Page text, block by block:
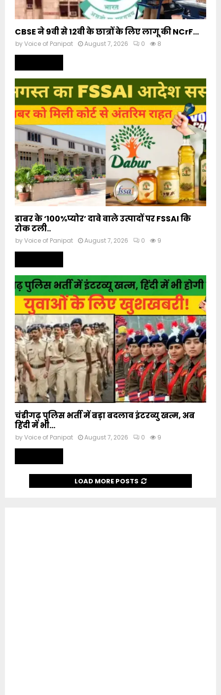
CBSE ने 9वी से 12वी के छात्रों के लिए लागू की NCrF...
byVoice of Panipat August 7, 2026 0 8
डाबर के ‘100%प्योर’ दावे वाले उत्पादों पर FSSAI कि
रोक टली..
byVoice of Panipat August 7, 2026 0 9
चंडीगढ़ पुलिस भर्ती में बड़ा बदलाव इंटरव्यु खत्म, अब
हिंदी में भी...
byVoice of Panipat August 7, 2026 0 9
LOAD MORE POSTS